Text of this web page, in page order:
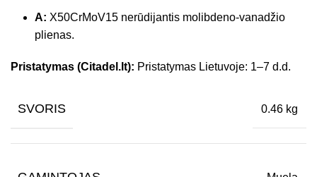
A: X50CrMoV15 nerūdijantis molibdeno-vanadžio
plienas.
Pristatymas (Citadel.lt): Pristatymas Lietuvoje: 1–7 d.d.
SVORIS 0.46 kg